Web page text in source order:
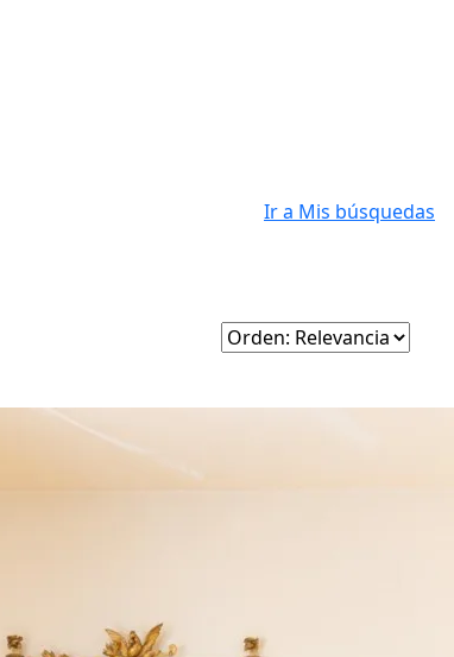
Ir a Mis búsquedas